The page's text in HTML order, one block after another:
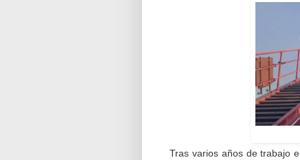
Tras varios años de trabajo